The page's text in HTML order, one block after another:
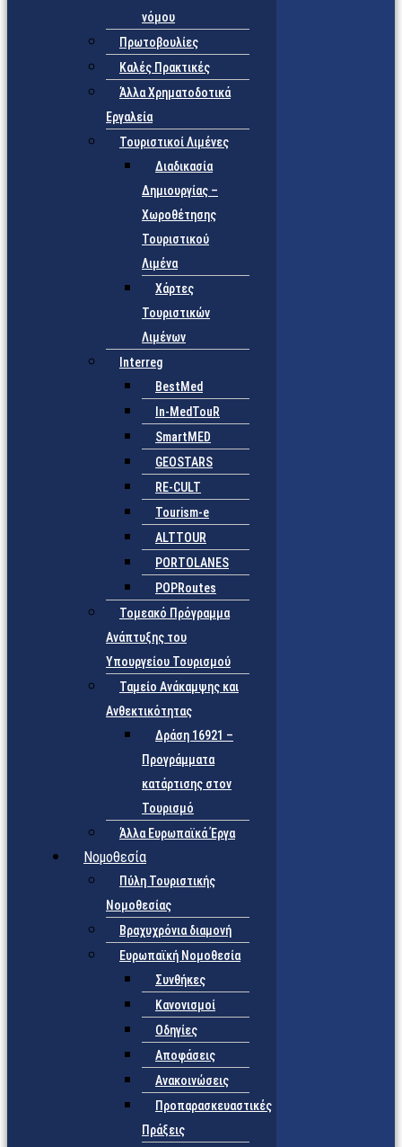
νόμου
Πρωτοβουλίες
Καλές Πρακτικές
Άλλα Χρηματοδοτικά
Εργαλεία
Τουριστικοί Λιμένες
Διαδικασία
Δημιουργίας –
Χωροθέτησης
Τουριστικού
Λιμένα
Χάρτες
Τουριστικών
Λιμένων
Interreg
BestMed
In-MedTouR
SmartMED
GEOSTARS
RE-CULT
Tourism-e
ALTTOUR
PORTOLANES
POPRoutes
Τομεακό Πρόγραμμα
Ανάπτυξης του
Υπουργείου Τουρισμού
Ταμείο Ανάκαμψης και
Ανθεκτικότητας
Δράση 16921 –
Προγράμματα
κατάρτισης στον
Τουρισμό
Άλλα Ευρωπαϊκά Έργα
Νομοθεσία
Πύλη Τουριστικής
Νομοθεσίας
Βραχυχρόνια διαμονή
Ευρωπαϊκή Νομοθεσία
Συνθήκες
Κανονισμοί
Οδηγίες
Αποφάσεις
Ανακοινώσεις
Προπαρασκευαστικές
Πράξεις